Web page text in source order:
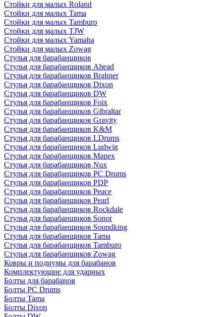
Стойки для малых Roland
Стойки для малых Tama
Стойки для малых Tamburo
Стойки для малых TJW
Стойки для малых Yamaha
Стойки для малых Zowag
Стулья для барабанщиков
Стулья для барабанщиков Ahead
Стулья для барабанщиков Brahner
Стулья для барабанщиков Dixon
Стулья для барабанщиков DW
Стулья для барабанщиков Foix
Стулья для барабанщиков Gibraltar
Стулья для барабанщиков Gravity
Стулья для барабанщиков K&M
Стулья для барабанщиков LDrums
Стулья для барабанщиков Ludwig
Стулья для барабанщиков Mapex
Стулья для барабанщиков Nux
Стулья для барабанщиков PC Drums
Стулья для барабанщиков PDP
Стулья для барабанщиков Peace
Стулья для барабанщиков Pearl
Стулья для барабанщиков Rockdale
Стулья для барабанщиков Sonor
Стулья для барабанщиков Soundking
Стулья для барабанщиков Tama
Стулья для барабанщиков Tamburo
Стулья для барабанщиков Zowag
Ковры и подиумы для барабанов
Комплектующие для ударных
Болты для барабанов
Болты PC Drums
Болты Tama
Болты Dixon